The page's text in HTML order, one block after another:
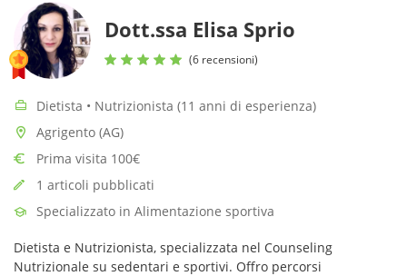
Dott.ssa Elisa Sprio
(6 recensioni)
Dietista • Nutrizionista (11 anni di esperienza)
Agrigento (AG)
Prima visita 100€
1 articoli pubblicati
Specializzato in Alimentazione sportiva
Dietista e Nutrizionista, specializzata nel Counseling
Nutrizionale su sedentari e sportivi. Offro percorsi